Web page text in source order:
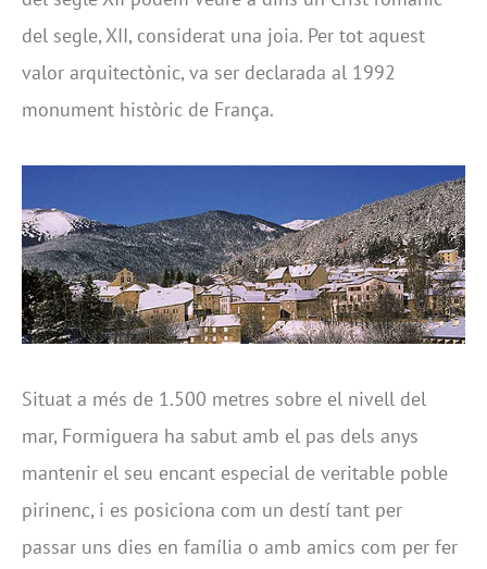
del segle, XII, considerat una joia. Per tot aquest
valor arquitectònic, va ser declarada al 1992
monument històric de França.
Situat a més de 1.500 metres sobre el nivell del
mar, Formiguera ha sabut amb el pas dels anys
mantenir el seu encant especial de veritable poble
pirinenc, i es posiciona com un destí tant per
passar uns dies en família o amb amics com per fer